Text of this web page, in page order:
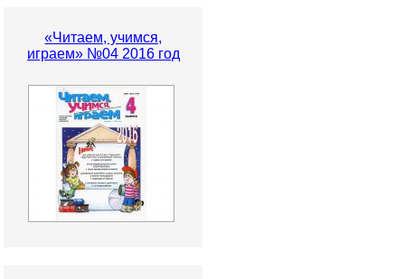
«Читаем, учимся,
играем» №04 2016 год